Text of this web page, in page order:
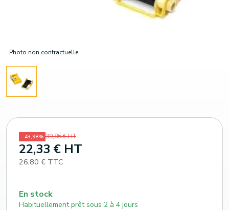
Photo non contractuelle
- 43,98% 39,86 € HT
22,33 € HT
26,80 € TTC
En stock
Habituellement prêt sous 2 à 4 jours